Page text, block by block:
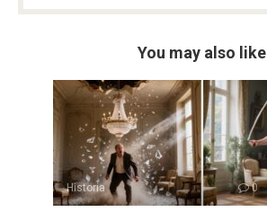
You may also like
Historia 0